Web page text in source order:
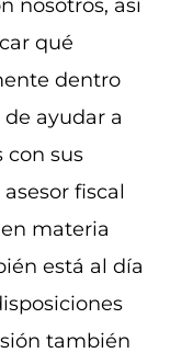
nosotros, así
qué
dentro
ayudar a
con sus
fiscal
materia
está al día
también